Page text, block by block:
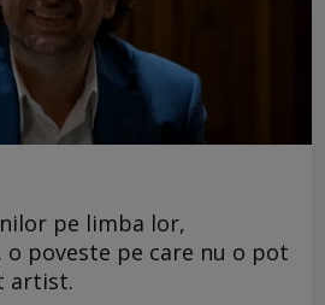
pe limba lor,
poveste pe care nu o pot
artist.